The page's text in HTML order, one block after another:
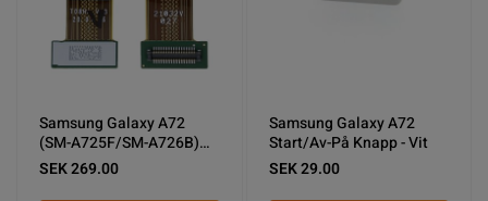
Samsung Galaxy A72
(SM-A725F/SM-A726B)
Bakre Kamera 8MP
SEK 269.00
Samsung Galaxy A72
Start/Av-På Knapp - Vit
SEK 29.00